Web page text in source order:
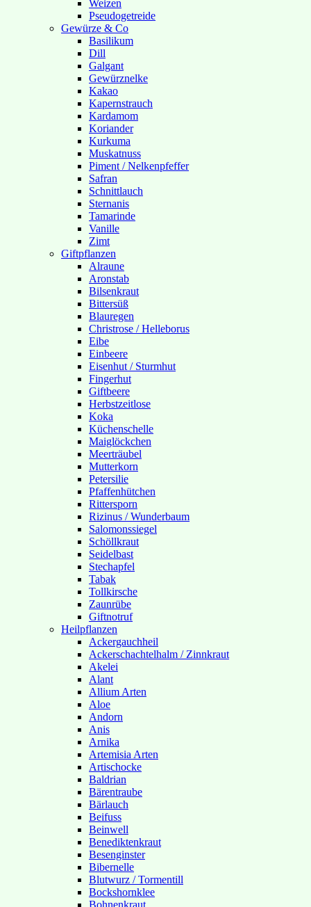
Weizen
Pseudogetreide
Gewürze & Co
Basilikum
Dill
Galgant
Gewürznelke
Kakao
Kapernstrauch
Kardamom
Koriander
Kurkuma
Muskatnuss
Piment / Nelkenpfeffer
Safran
Schnittlauch
Sternanis
Tamarinde
Vanille
Zimt
Giftpflanzen
Alraune
Aronstab
Bilsenkraut
Bittersüß
Blauregen
Christrose / Helleborus
Eibe
Einbeere
Eisenhut / Sturmhut
Fingerhut
Giftbeere
Herbstzeitlose
Koka
Küchenschelle
Maiglöckchen
Meerträubel
Mutterkorn
Petersilie
Pfaffenhütchen
Rittersporn
Rizinus / Wunderbaum
Salomonssiegel
Schöllkraut
Seidelbast
Stechapfel
Tabak
Tollkirsche
Zaunrübe
Giftnotruf
Heilpflanzen
Ackergauchheil
Ackerschachtelhalm / Zinnkraut
Akelei
Alant
Allium Arten
Aloe
Andorn
Anis
Arnika
Artemisia Arten
Artischocke
Baldrian
Bärentraube
Bärlauch
Beifuss
Beinwell
Benediktenkraut
Besenginster
Bibernelle
Blutwurz / Tormentill
Bockshornklee
Bohnenkraut